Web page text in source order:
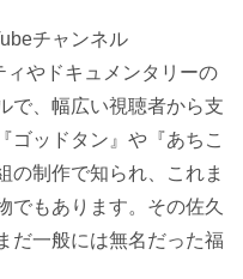
チャンネル
ィやドキュメンタリーの
で、幅広い視聴者から支
ゴッドタン』や『あちこ
の制作で知られ、これま
でもあります。その佐久
だ一般には無名だった福